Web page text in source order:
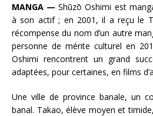
MANGA —Shūzō Oshimi est
à son actif ; en 2001, il a reçu le
récompense du nom d’un autre
personne de mérite culturel en
Oshimi rencontrent un grand
adaptées, pour certaines, en films
Une ville de province banale, un
banal. Takao, élève moyen et